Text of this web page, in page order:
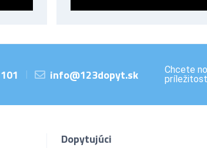
info@123dopyt.sk
Chcete
Dopytujúci